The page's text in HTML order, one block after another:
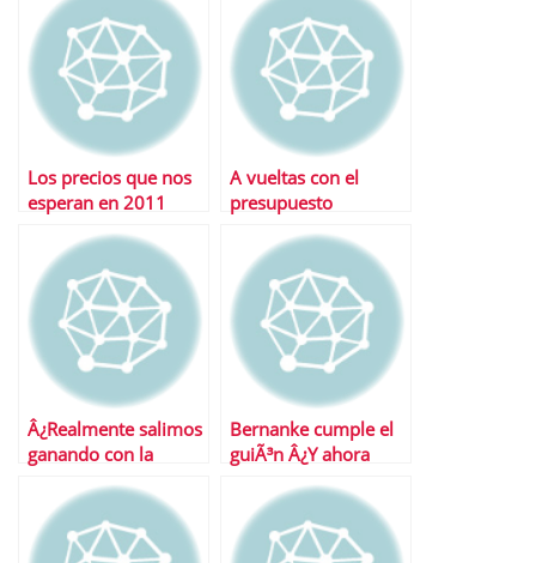
Los precios que nos
esperan en 2011
A vueltas con el
presupuesto
Â¿Realmente salimos
ganando con la
Bernanke cumple el
guiÃ³n Â¿Y ahora